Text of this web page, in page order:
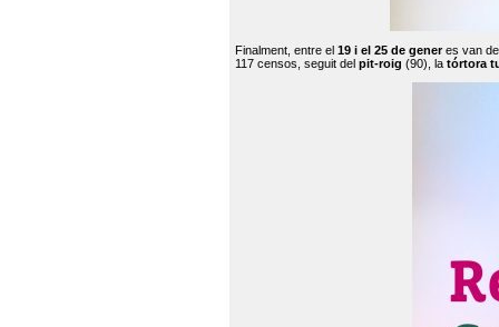
Finalment, entre el 19 i el 25 de generes van
117 censos, seguit del pit-roig (90), la tórtora